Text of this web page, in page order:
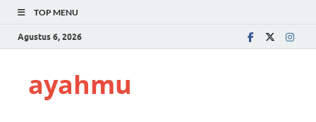
TOP MENU
Agustus 6, 2026
ayahmu